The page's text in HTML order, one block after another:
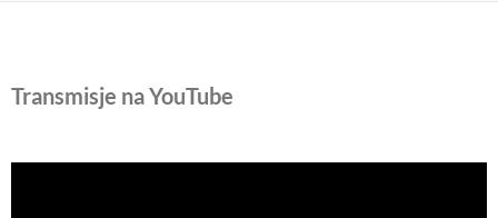
Transmisje na YouTube